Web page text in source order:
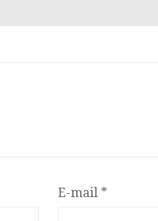
E-mail *